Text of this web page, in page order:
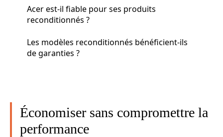
Acer est-il fiable pour ses produits
reconditionnés ?
Les modèles reconditionnés bénéficient-ils
de garanties ?
Économiser sans compromettre la
performance